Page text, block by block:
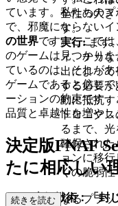
全性の大
す。
実行:まず
ィ、チカ
出によっ
する必要
動に抵抗
トロニク
るまで、
確保され
ョンに移行
くの脆弱性
上級戦術：「封
ています。私たちの
で、邪魔にならない
の世界です。ここで
のゲームは見つかりま
ているのは、それが
ゲームであると信じ
ーションの約束です
品質と卓越性を増やし
決定版FNAF
たに相応しい
私たちは単なるプラ
続きを読む